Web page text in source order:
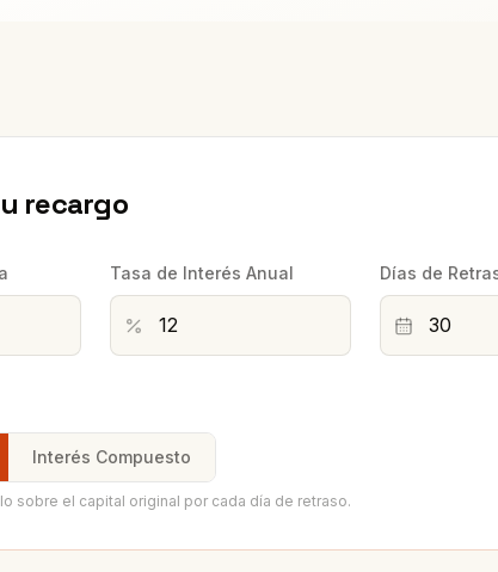
recargo
Tasa de Interés Anual Días de
Interés Compuesto
sobre el capital original por cada día de retraso.